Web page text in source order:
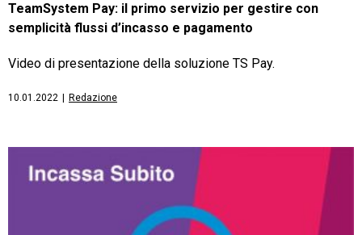
TeamSystem Pay: il primo servizio per gestire con
semplicità flussi d’incasso e pagamento
Video di presentazione della soluzione TS Pay.
10.01.2022 Redazione